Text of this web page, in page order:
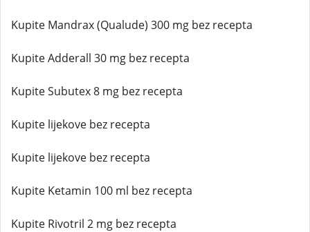
Kupite Mandrax (Qualude) 300 mg bez recepta
Kupite Adderall 30 mg bez recepta
Kupite Subutex 8 mg bez recepta
Kupite lijekove bez recepta
Kupite lijekove bez recepta
Kupite Ketamin 100 ml bez recepta
Kupite Rivotril 2 mg bez recepta